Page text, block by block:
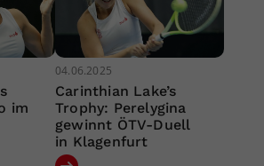
im
04.06.2025
Carinthian Lake’s
Trophy: Perelygina
gewinnt ÖTV-Duell
in Klagenfurt